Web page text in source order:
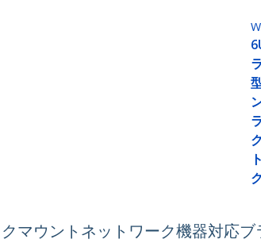
ク
マウントネットワーク機器対応